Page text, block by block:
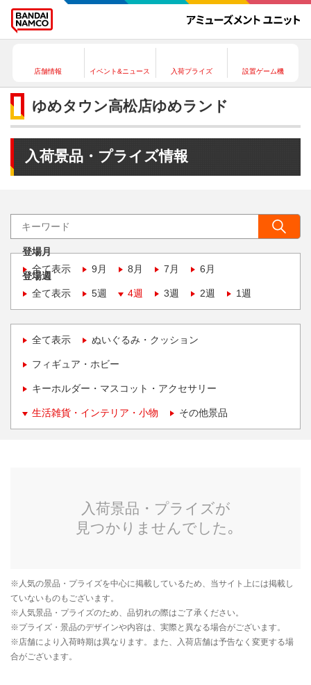
店舗情報 イベント&ニュース 入荷プライズ 設置ゲーム機
ゆめタウン高松店ゆめランド
入荷景品・プライズ情報
登場月
全て表示
9月 8月 7月 6月
登場週
全て表示
5週 4週 3週 2週 1週
全て表示 ぬいぐるみ・クッション
フィギュア・ホビー
キーホルダー・マスコット・アクセサリー
生活雑貨・インテリア・小物 その他景品